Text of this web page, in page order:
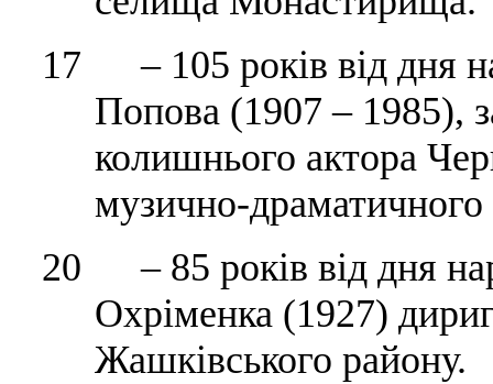
17 – 105 років від дня
Попова (1907 – 1985),
колишнього актора
музично-драматичного
20 – 85 років від дня
Охріменка (1927)
Жашківського району.